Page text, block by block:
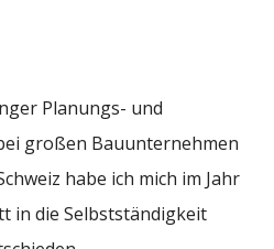
Planungs- und
großen Bauunternehmen
habe ich mich im Jahr
in die Selbstständigkeit